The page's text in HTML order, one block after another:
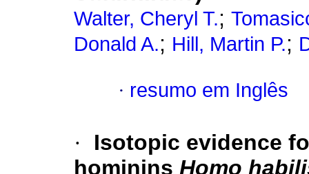
Walter, Cheryl T.;
Donald A.; Hill, Martin P.;
· resumo em Inglês
·
Isotopic evidence
hominins Homo